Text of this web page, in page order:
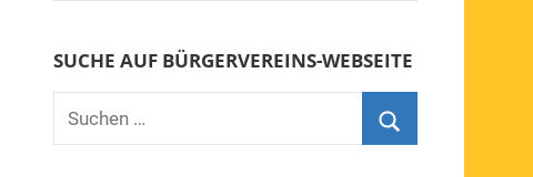
SUCHE AUF BÜRGERVEREINS-WEBSEITE
Suchen
nach: